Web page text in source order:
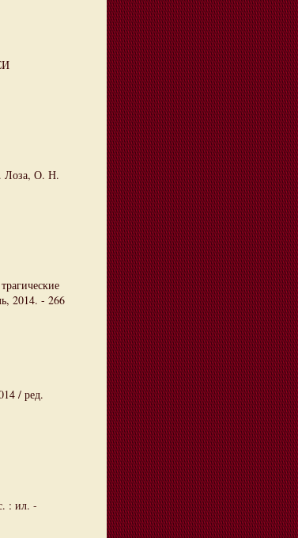
Лоза, О. Н.
2014. - 266
/ ред.
: ил. -